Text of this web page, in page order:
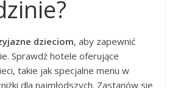
dzieciom, aby zapewnić
Sprawdź hotele oferujące
takie jak specjalne menu w
dla najmłodszych. Zastanów się